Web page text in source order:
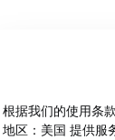
根据我们的使用条
地区：美国 提供服